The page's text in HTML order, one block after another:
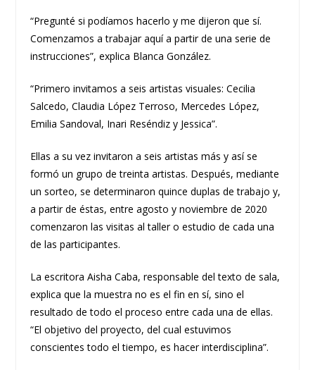
“Pregunté si podíamos hacerlo y me dijeron que sí.
Comenzamos a trabajar aquí a partir de una serie de
instrucciones”, explica Blanca González.
“Primero invitamos a seis artistas visuales: Cecilia
Salcedo, Claudia López Terroso, Mercedes López,
Emilia Sandoval, Inari Reséndiz y Jessica”.
Ellas a su vez invitaron a seis artistas más y así se
formó un grupo de treinta artistas. Después, mediante
un sorteo, se determinaron quince duplas de trabajo y,
a partir de éstas, entre agosto y noviembre de 2020
comenzaron las visitas al taller o estudio de cada una
de las participantes.
La escritora Aisha Caba, responsable del texto de sala,
explica que la muestra no es el fin en sí, sino el
resultado de todo el proceso entre cada una de ellas.
“El objetivo del proyecto, del cual estuvimos
conscientes todo el tiempo, es hacer interdisciplina”.